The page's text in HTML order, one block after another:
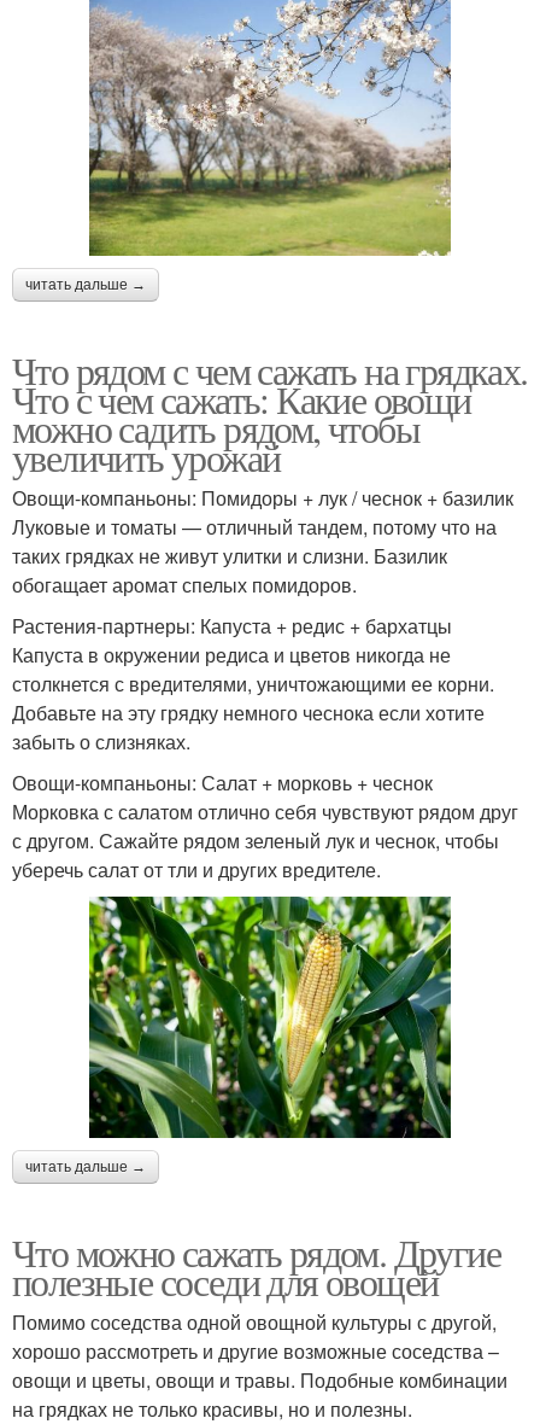
читать дальше →
Что рядом с чем сажать на грядках.
Что с чем сажать: Какие овощи
можно садить рядом, чтобы
увеличить урожай
Овощи-компаньоны: Помидоры + лук / чеснок + базилик
Луковые и томаты — отличный тандем, потому что на
таких грядках не живут улитки и слизни. Базилик
обогащает аромат спелых помидоров.
Растения-партнеры: Капуста + редис + бархатцы
Капуста в окружении редиса и цветов никогда не
столкнется с вредителями, уничтожающими ее корни.
Добавьте на эту грядку немного чеснока если хотите
забыть о слизняках.
Овощи-компаньоны: Салат + морковь + чеснок
Морковка с салатом отлично себя чувствуют рядом друг
с другом. Сажайте рядом зеленый лук и чеснок, чтобы
уберечь салат от тли и других вредителе.
читать дальше →
Что можно сажать рядом. Другие
полезные соседи для овощей
Помимо соседства одной овощной культуры с другой,
хорошо рассмотреть и другие возможные соседства –
овощи и цветы, овощи и травы. Подобные комбинации
на грядках не только красивы, но и полезны.